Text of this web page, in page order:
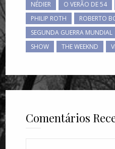
NÉDIER
O VERÃO DE 54
PHILIP ROTH
ROBERTO
SEGUNDA GUERRA MUNDIAL
SHOW
THE WEEKND
Comentários